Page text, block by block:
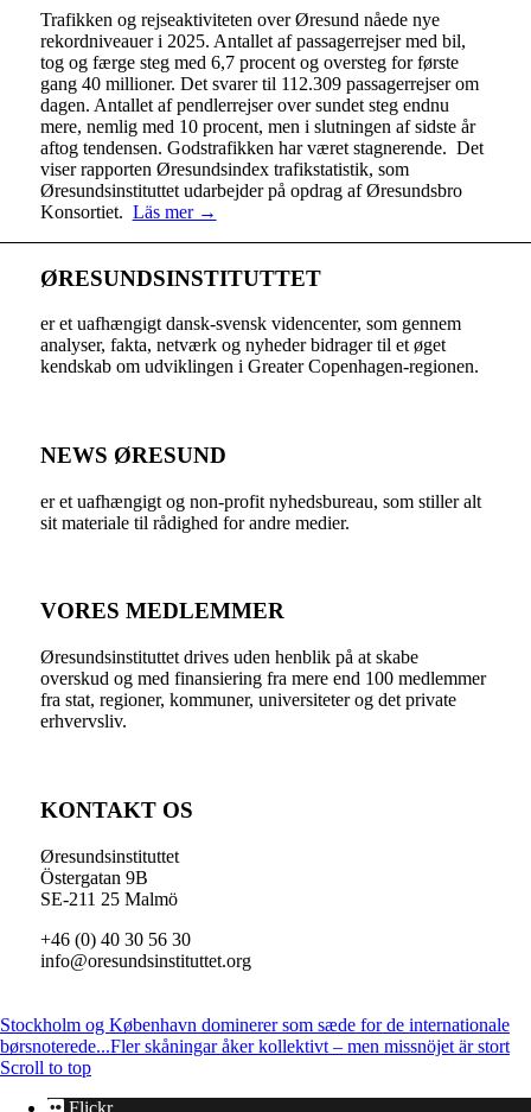
Trafikken og rejseaktiviteten over Øresund nåede nye
rekordniveauer i 2025. Antallet af passagerrejser med bil,
tog og færge steg med 6,7 procent og oversteg for første
gang 40 millioner. Det svarer til 112.309 passagerrejser om
dagen. Antallet af pendlerrejser over sundet steg endnu
mere, nemlig med 10 procent, men i slutningen af sidste år
aftog tendensen. Godstrafikken har været stagnerende. Det
viser rapporten Øresundsindex trafikstatistik, som
Øresundsinstituttet udarbejder på opdrag af Øresundsbro
Konsortiet. Läs mer →
ØRESUNDSINSTITUTTET
er et uafhængigt dansk-svensk videncenter, som gennem
analyser, fakta, netværk og nyheder bidrager til et øget
kendskab om udviklingen i Greater Copenhagen-regionen.
NEWS ØRESUND
er et uafhængigt og non-profit nyhedsbureau, som stiller alt
sit materiale til rådighed for andre medier.
VORES MEDLEMMER
Øresundsinstituttet drives uden henblik på at skabe
overskud og med finansiering fra mere end 100 medlemmer
fra stat, regioner, kommuner, universiteter og det private
erhvervsliv.
KONTAKT OS
Øresundsinstituttet
Östergatan 9B
SE-211 25 Malmö
+46 (0) 40 30 56 30
info@oresundsinstituttet.org
Stockholm og København dominerer som sæde for de internationale
børsnoterede...Fler skåningar åker kollektivt – men missnöjet är stort
Scroll to top
Flickr